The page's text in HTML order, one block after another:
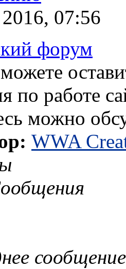
07:56
форум
по работе
можно
WWA
сообщение